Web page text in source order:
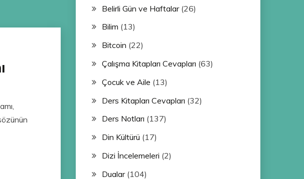
Belirli Gün ve Haftalar(26)
Bilim (13)
Bitcoin (22)
Çalışma Kitapları Cevapları (63)
Çocuk ve Aile (13)
Ders Kitapları Cevapları (32)
Ders Notları (137)
Din Kültürü (17)
Dizi İncelemeleri (2)
Dualar(104)